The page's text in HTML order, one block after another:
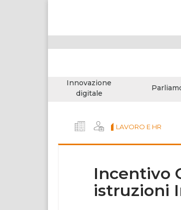
Innovazione
digitale
LAVORO E HR
Incentivo
istruzioni